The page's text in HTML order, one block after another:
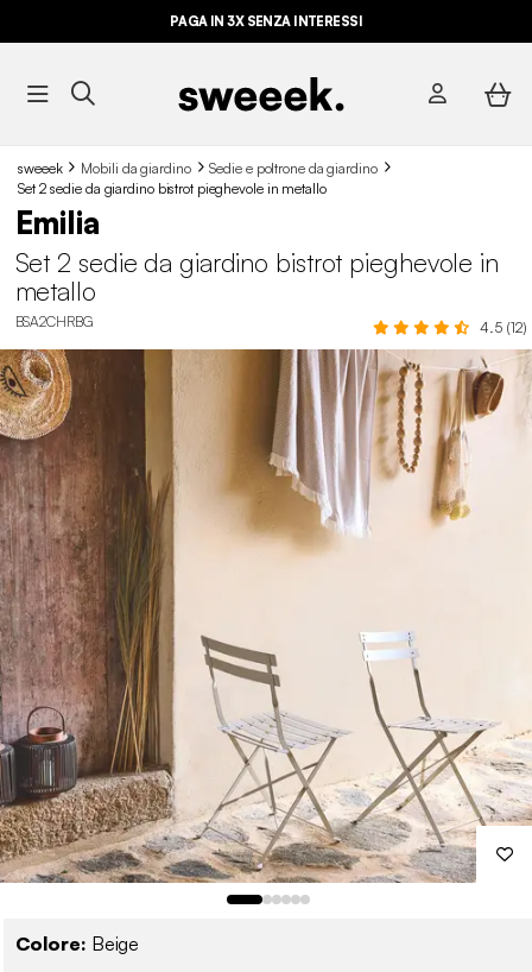
PAGA IN 3X SENZA INTERESSI
sweeek Mobili da giardino
Sedie e poltrone da giardino
Set 2 sedie da giardino bistrot pieghevole in metallo
Emilia
Set 2 sedie da giardino bistrot pieghevole in
metallo
BSA2CHRBG 4.5 (12)
Colore: Beige